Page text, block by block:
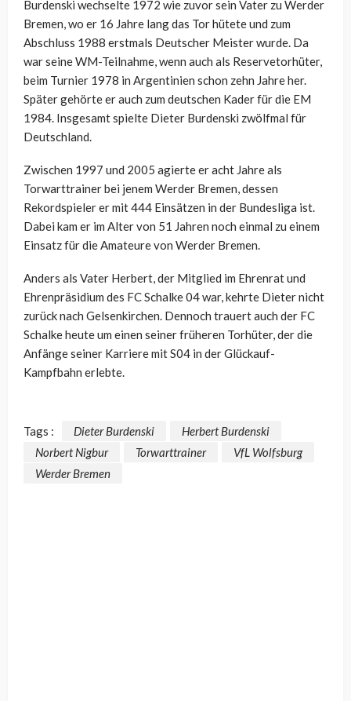
Burdenski wechselte 1972 wie zuvor sein Vater zu Werder
Bremen, wo er 16 Jahre lang das Tor hütete und zum
Abschluss 1988 erstmals Deutscher Meister wurde. Da
war seine WM-Teilnahme, wenn auch als Reservetorhüter,
beim Turnier 1978 in Argentinien schon zehn Jahre her.
Später gehörte er auch zum deutschen Kader für die EM
1984. Insgesamt spielte Dieter Burdenski zwölfmal für
Deutschland.
Zwischen 1997 und 2005 agierte er acht Jahre als
Torwarttrainer bei jenem Werder Bremen, dessen
Rekordspieler er mit 444 Einsätzen in der Bundesliga ist.
Dabei kam er im Alter von 51 Jahren noch einmal zu einem
Einsatz für die Amateure von Werder Bremen.
Anders als Vater Herbert, der Mitglied im Ehrenrat und
Ehrenpräsidium des FC Schalke 04 war, kehrte Dieter nicht
zurück nach Gelsenkirchen. Dennoch trauert auch der FC
Schalke heute um einen seiner früheren Torhüter, der die
Anfänge seiner Karriere mit S04 in der Glückauf-
Kampfbahn erlebte.
Tags : Dieter Burdenski
Herbert Burdenski
Norbert Nigbur
Torwarttrainer
VfL Wolfsburg
Werder Bremen